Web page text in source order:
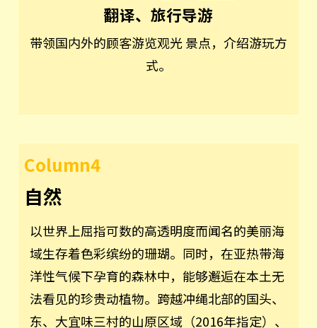
翻译、旅行导游
带领国内外的顾客游览观光 景点，介绍游玩方
式。
Column4
自然
以世界上屈指可数的高透明度而闻名的美丽海
域生存着色彩缤纷的珊瑚。同时，在亚热带海
洋性气候下孕育的森林中，能够邂逅在本土无
法看见的珍贵动植物。跨越冲绳北部的国头、
东、大宜味三村的山原区域（2016年指定）、